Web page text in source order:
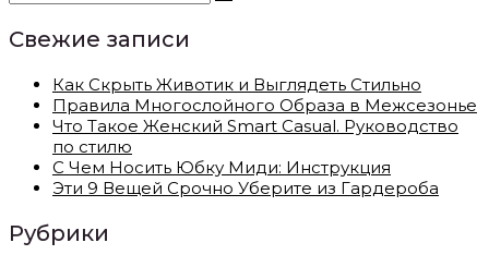
Свежие записи
Как Скрыть Животик и Выглядеть Стильно
Правила Многослойного Образа в Межсезонье
Что Такое Женский Smart Casual. Руководство
по стилю
С Чем Носить Юбку Миди: Инструкция
Эти 9 Вещей Срочно Уберите из Гардероба
Рубрики